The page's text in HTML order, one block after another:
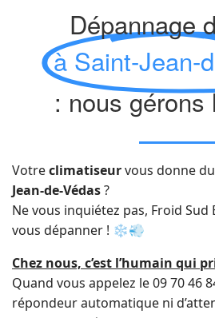
Dépannage
à Saint-Jean-
: nous gérons
Votreclimatiseurvous donne
Jean-de-Védas?
Ne vous inquiétez pas, Froid
vous dépanner ! ❄️💨
Chez nous, c’est l’humain qui
Quand vous appelez le 09 70 46
répondeur automatique ni